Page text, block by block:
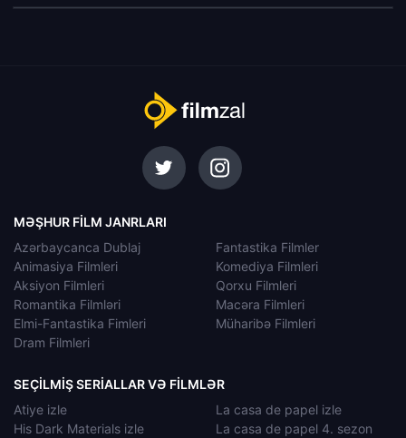
MƏŞHUR FILM JANRLARI
Azərbaycanca Dublaj
Animasiya Filmleri
Aksiyon Filmleri
Romantika Filmləri
Elmi-Fantastika Fimleri
Dram Filmleri
Fantastika Filmler
Komediya Filmleri
Qorxu Filmleri
Macəra Filmleri
Müharibə Filmleri
SEÇILMIŞ SERIALLAR VƏ FILMLƏR
Atiye izle
His Dark Materials izle
La casa de papel izle
La casa de papel 4. sezon